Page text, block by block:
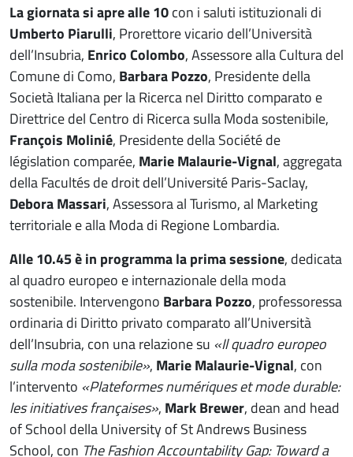
La giornata si apre alle 10con i saluti istituzionali di
Umberto Piarulli, Prorettore vicario dell’Università
dell’Insubria, Enrico Colombo, Assessore alla Cultura del
Comune di Como, Barbara Pozzo, Presidente della
Società Italiana per la Ricerca nel Diritto comparato e
Direttrice del Centro di Ricerca sulla Moda sostenibile,
François Molinié, Presidente della Société de
législation comparée, Marie Malaurie-Vignal, aggregata
della Facultés de droit dell’Université Paris-Saclay,
Debora Massari, Assessora al Turismo, al Marketing
territoriale e alla Moda di Regione Lombardia.
Alle 10.45 è in programma la prima sessione, dedicata
al quadro europeo e internazionale della moda
sostenibile. Intervengono Barbara Pozzo, professoressa
ordinaria di Diritto privato comparato all’Università
dell’Insubria, con una relazione su «Il quadro europeo
sulla moda sostenibile», Marie Malaurie-Vignal, con
l’intervento «Plateformes numériques et mode durable:
les initiatives françaises», Mark Brewer, dean and head
of School della University of St Andrews Business
School, con The Fashion Accountability Gap: Toward a